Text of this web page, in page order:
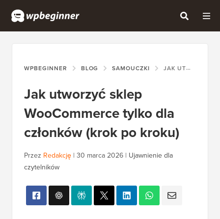
WPBEGINNER BLOG SAMOUCZKI JAK UTWORZYĆ SKLEP WOOCOMMERCE TYLKO DLA CZŁONKÓW (KROK PO KROKU)
Jak utworzyć sklep
WooCommerce tylko dla
członków (krok po kroku)
Przez Redakcję | 30 marca 2026 | Ujawnienie dla
czytelników